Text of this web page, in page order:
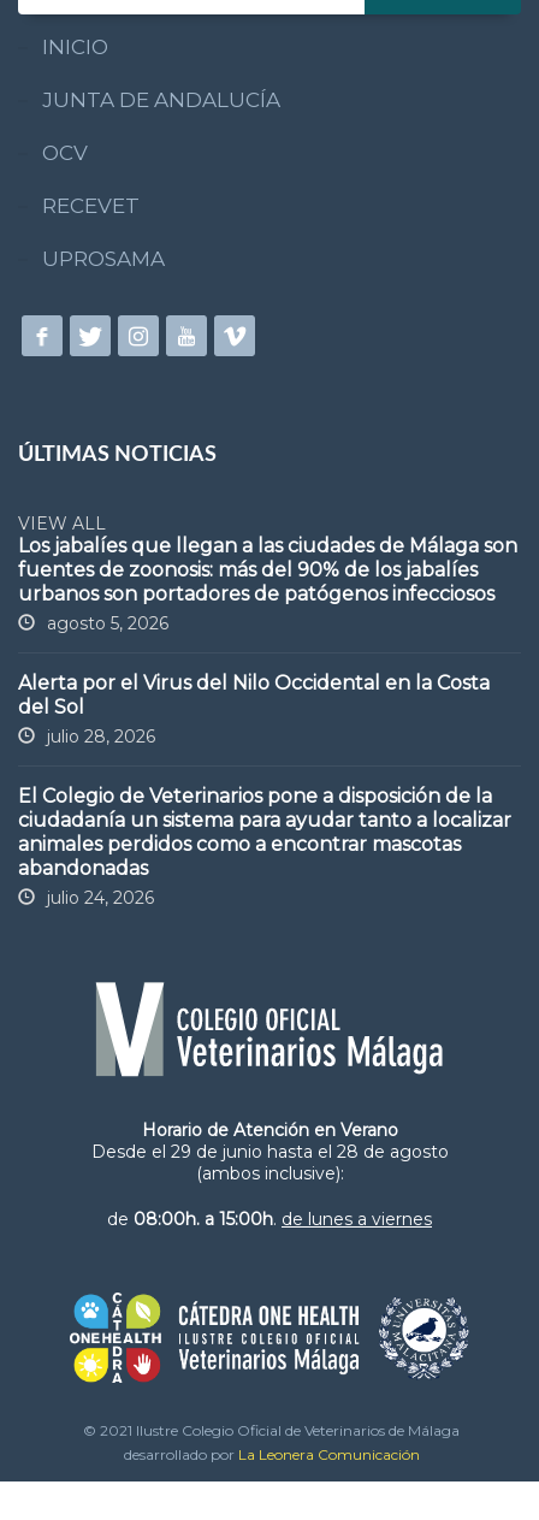
INICIO
JUNTA DE ANDALUCÍA
OCV
RECEVET
UPROSAMA
ÚLTIMAS NOTICIAS
VIEW ALL
Los jabalíes que llegan a las ciudades de Málaga son
fuentes de zoonosis: más del 90% de los jabalíes
urbanos son portadores de patógenos infecciosos
agosto 5, 2026
Alerta por el Virus del Nilo Occidental en la Costa
del Sol
julio 28, 2026
El Colegio de Veterinarios pone a disposición de la
ciudadanía un sistema para ayudar tanto a localizar
animales perdidos como a encontrar mascotas
abandonadas
julio 24, 2026
Horario de Atención en Verano
Desde el 29 de junio hasta el 28 de agosto
(ambos inclusive):
de 08:00h. a 15:00h. de lunes a viernes
© 2021 Ilustre Colegio Oficial de Veterinarios de Málaga
desarrollado por La Leonera Comunicación